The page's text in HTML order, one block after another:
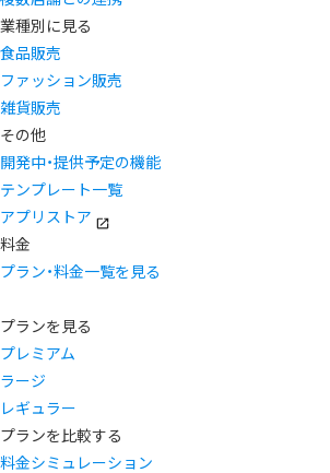
業種別に見る
食品販売
ファッション販売
雑貨販売
その他
開発中・提供予定の機能
テンプレート一覧
アプリストア
料金
プラン・料金一覧を見る
プランを見る
プレミアム
ラージ
レギュラー
プランを比較する
料金シミュレーション